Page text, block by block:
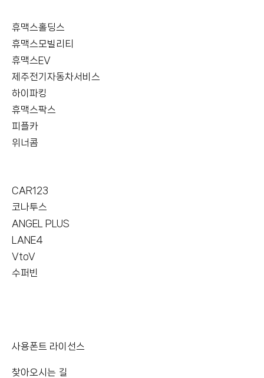
휴맥스홀딩스
휴맥스모빌리티
휴맥스EV
제주전기자동차서비스
하이파킹
휴맥스팍스
피플카
위너콤
CAR123
코나투스
ANGEL PLUS
LANE4
VtoV
수퍼빈
사용폰트 라이선스
찾아오시는 길